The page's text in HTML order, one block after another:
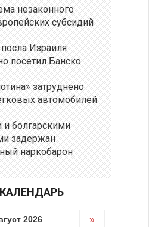
незаконного
субсидий
Израиля
посетил Банско
затруднено
автомобилей
и болгарскими
задержан
наркобарон
2026 »